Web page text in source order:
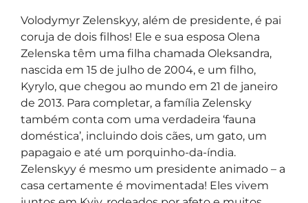
Volodymyr Zelenskyy, além de presidente, é pai
coruja de dois filhos! Ele e sua esposa Olena
Zelenska têm uma filha chamada Oleksandra,
nascida em 15 de julho de 2004, e um filho,
Kyrylo, que chegou ao mundo em 21 de janeiro
de 2013. Para completar, a família Zelensky
também conta com uma verdadeira ‘fauna
doméstica’, incluindo dois cães, um gato, um
papagaio e até um porquinho-da-índia.
Zelenskyy é mesmo um presidente animado – a
casa certamente é movimentada! Eles vivem